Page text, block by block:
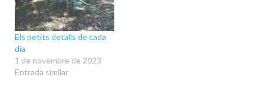
Els petits detalls de cada
dia
1 de novembre de 2023
Entrada similar